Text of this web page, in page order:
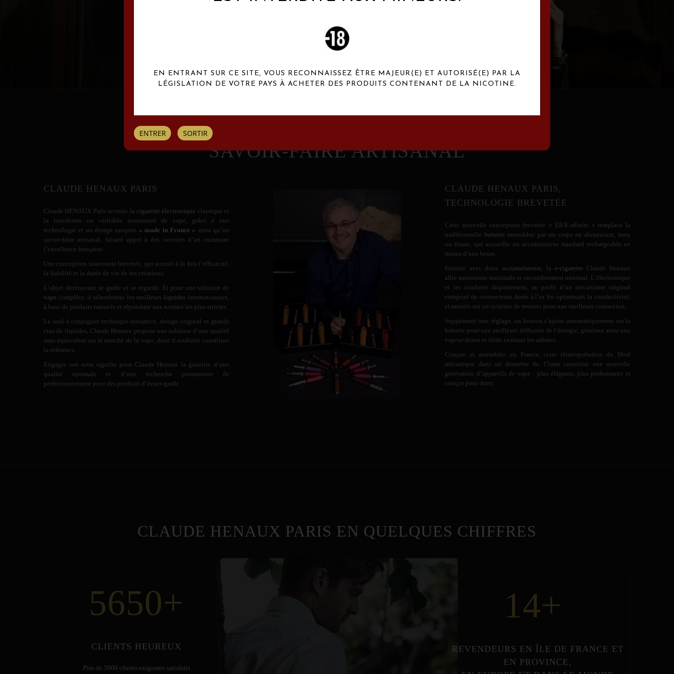
SAVOIR-FAIRE ARTISANAL
CLAUDE HENAUX PARIS
Claude HENAUX Paris revisite la cigarette électronique classique et
la transforme en véritable instrument de vape, grâce à une
technologie et un design uniques « made in France » ainsi qu’un
savoir-faire artisanal, faisant appel à des ouvriers d’art incarnant
l’excellence française.
Une conception innovante brevetée, qui accroît à la fois l’efficacité,
la fiabilité et la durée de vie de ses créations.
L’objet dorénavant se garde et se regarde. Et pour une solution de
vape complète, il sélectionne les meilleurs liquidesinternationaux,
à base de produits naturels et répondant aux normes les plus strictes.
Le seul à conjuguer technique novatrice, design original et grands
crus de liquides, Claude Henaux propose une solution d’une qualité
sans équivalent sur le marché de la vape, dont il souhaite constituer
la référence.
Engager son nom signifie pour Claude Henaux la garantie d’une
qualité optimale et d’une recherche permanente de
perfectionnement pour des produits d’avant-garde.
CLAUDE HENAUX PARIS,
TECHNOLOGIE BREVETÉE
Cette nouvelle conception brevetée « E8/E-nfinite » remplace la
traditionnelle batterie monobloc par un corps en aluminium, inox
ou titane, qui accueille un accumulateur standard rechargeable en
moins d’une heure.
Fournie avec deux accumulateurs , la e-cigarette Claude Henaux
allie autonomie maximale et encombrement minimal. L’électronique
et les soudures disparaissent, au profit d’un mécanisme original
composé de connecteurs dorés à l’or fin optimisant la conductivité,
et montés sur un système de ressorts pour une meilleure connexion.
Supprimant tout réglage, un bouton s’ajuste automatiquement sur la
batterie pour une meilleure diffusion de l’énergie, générant ainsi une
vapeur dense et tiède exaltant les arômes.
Conçue et assemblée en France, cette réinterprétation du Mod
mécanique dans un diamètre de 15mm constitue une nouvelle
génération d’appareils de vape : plus élégants, plus performants et
conçus pour durer.
CLAUDE HENAUX PARIS EN QUELQUES CHIFFRES
5650+
CLIENTS HEUREUX
Plus de 5000 clients exigeants satisfaits
14+
REVENDEURS EN ÎLE DE FRANCE ET
EN PROVINCE,
EN ENTRANT SUR CE SITE, VOUS RECONNAISSEZ ÊTRE MAJEUR(E) ET AUTORISÉ(E) PAR LA
LÉGISLATION DE VOTRE PAYS À ACHETER DES PRODUITS CONTENANT DE LA NICOTINE.
ENTRER SORTIR